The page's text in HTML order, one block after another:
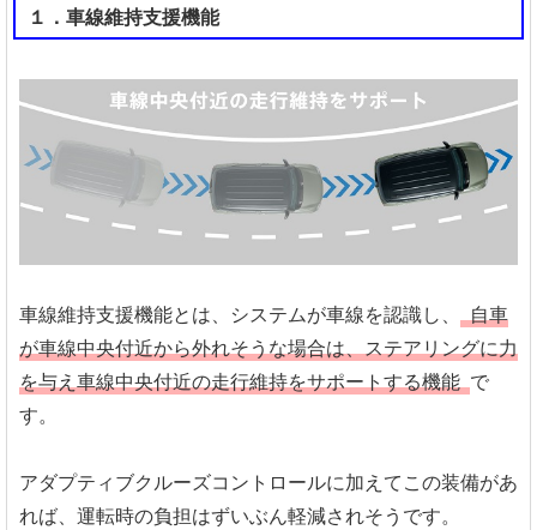
１．車線維持支援機能
車線維持支援機能とは、システムが車線を認識し、
自車
が車線中央付近から外れそうな場合は、ステアリングに力
を与え車線中央付近の走行維持をサポートする機能 で
す。
アダプティブクルーズコントロールに加えてこの装備があ
れば、運転時の負担はずいぶん軽減されそうです。